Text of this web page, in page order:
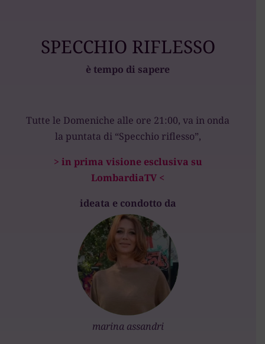
SPECCHIO RIFLESSO
è tempo di sapere
Tutte le Domeniche alle ore 21:00, va in onda
la puntata di “Specchio riflesso”,
> in prima visione esclusiva su
LombardiaTV <
ideata e condotto da
marina assandri